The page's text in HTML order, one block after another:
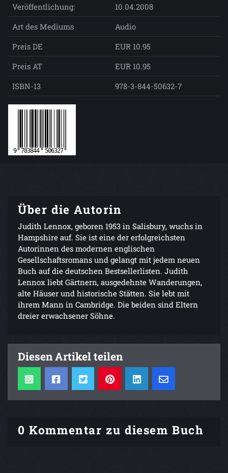
Veröffentlichung:
10.04.2008
Art des Mediums
Audio
Preis DE
EUR 10.95
Preis AT
EUR 10.95
ISBN-13
978-3-844-50632-7
Über die Autorin
Judith Lennox, geboren 1953 in Salisbury, wuchs in
Hampshire auf. Sie ist eine der erfolgreichsten
Autorinnen des modernen englischen
Gesellschaftsromans und gelangt mit jedem neuen
Buch auf die deutschen Bestsellerlisten. Judith
Lennox liebt Gärtnern, ausgedehnte Wanderungen,
alte Häuser und historische Stätten. Sie lebt mit
ihrem Mann in Cambridge. Die beiden sind Eltern
dreier erwachsener Söhne.
Diesen Artikel teilen
0 Kommentar zu diesem Buch